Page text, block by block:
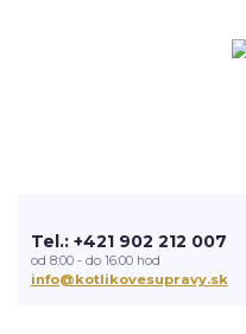
Tel.: +421 902 212 007
od 8:00 - do 16:00 hod
info@kotlikovesupravy.sk